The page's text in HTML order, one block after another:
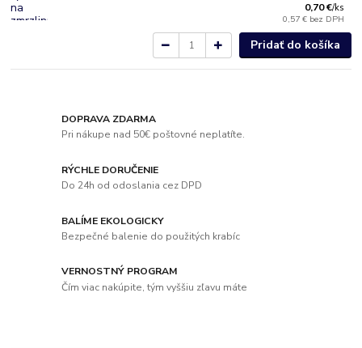
0,70 €/ks
0,57 € bez DPH
Pridať do košíka
DOPRAVA ZDARMA
Pri nákupe nad 50€ poštovné neplatíte.
RÝCHLE DORUČENIE
Do 24h od odoslania cez DPD
BALÍME EKOLOGICKY
Bezpečné balenie do použitých krabíc
VERNOSTNÝ PROGRAM
Čím viac nakúpite, tým vyššiu zľavu máte